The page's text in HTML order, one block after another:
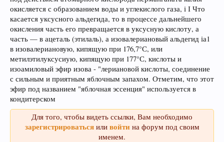
окисляется с образованием воды и углекислого газа, і І Что
касается уксусного альдегида, то в процессе дальнейшего
окисления часть его превращается в уксусную кислоту, а
часть — в ацеталь (этилаль), а изовалериановый альдегид іа1
в изовалериановую, кипящую при 176,7°С, или
метилэтилуксусиую, кипящую при 177°С, кислоты и
изоамиловый эфир изова - "лериановой кислоты, соединение
с сильным и приятным яблочным запахом. Отметим, что этот
эфир под названием "яблочная эссенция" используется в
кондитерском
Для того, чтобы видеть ссылки, Вам необходимо
зарегистрироватьсяили войтина форум под своим
именем.